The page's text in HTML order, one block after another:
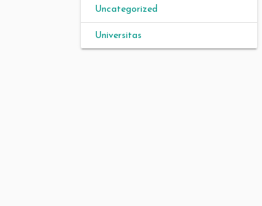
Uncategorized
Universitas